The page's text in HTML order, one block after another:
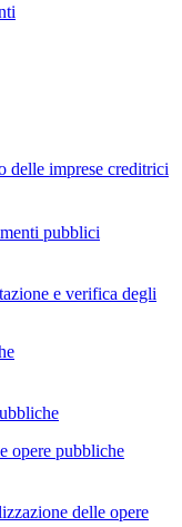
delle imprese creditrici
pubblici
e verifica degli
opere pubbliche
delle opere